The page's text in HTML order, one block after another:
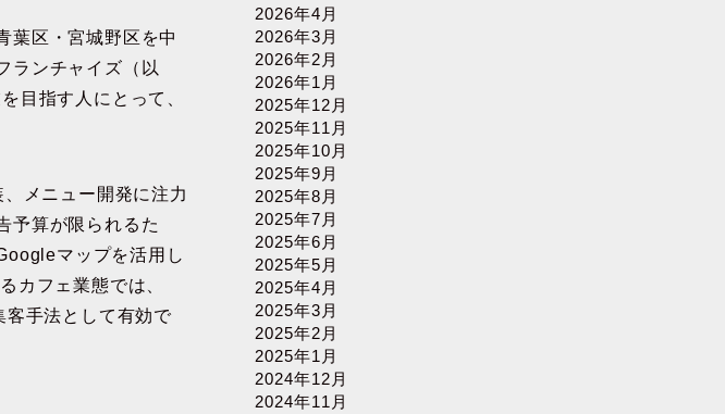
葉区・宮城野区を中
ランチャイズ（以
目指す人にとって、
メニュー開発に注力
予算が限られるた
マップを活用し
カフェ業態では、
客手法として有効で
2026年4月
2026年3月
2026年2月
2026年1月
2025年12月
2025年11月
2025年10月
2025年9月
2025年8月
2025年7月
2025年6月
2025年5月
2025年4月
2025年3月
2025年2月
2025年1月
2024年12月
2024年11月